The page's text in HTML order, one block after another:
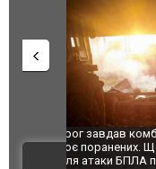
За 2000
Єкатеринбурзі
склад